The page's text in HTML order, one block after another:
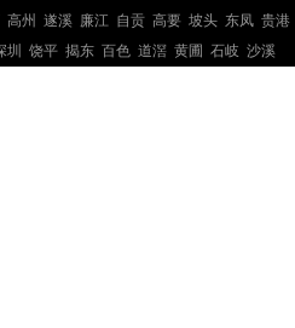
钢结构工程
高州 遂溪 廉江 自贡 高要 坡头 东凤 贵港
圳 饶平 揭东 百色 道滘 黄圃 石岐 沙溪